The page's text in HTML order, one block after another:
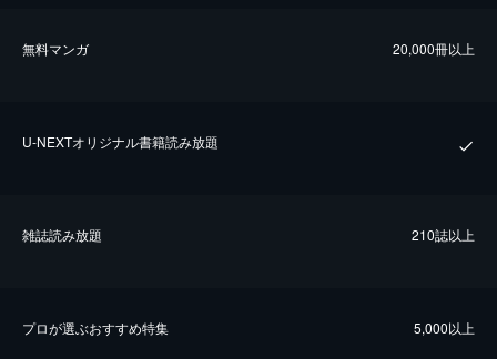
無料マンガ 20,000冊以上
U-NEXTオリジナル書籍読み放題
雑誌読み放題 210誌以上
プロが選ぶおすすめ特集 5,000以上